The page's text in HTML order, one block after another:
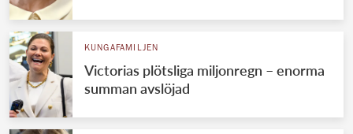
KUNGAFAMILJEN
Victorias plötsliga miljonregn – enorma
summan avslöjad